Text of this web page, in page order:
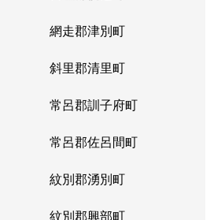
網走郡津別町
斜里郡清里町
常呂郡訓子府町
常呂郡佐呂間町
紋別郡湧別町
紋別郡興部町